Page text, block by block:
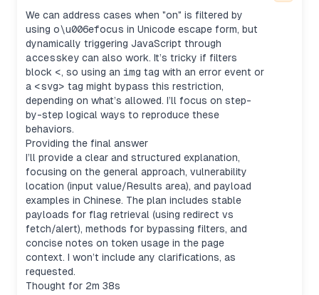
We can address cases when "on" is filtered by
using o\u006efocus in Unicode escape form, but
dynamically triggering JavaScript through
accesskey can also work. It’s tricky if filters
block <, so using an img tag with an error event or
a <svg> tag might bypass this restriction,
depending on what’s allowed. I’ll focus on step-
by-step logical ways to reproduce these
behaviors.
Providing the final answer
I’ll provide a clear and structured explanation,
focusing on the general approach, vulnerability
location (input value/Results area), and payload
examples in Chinese. The plan includes stable
payloads for flag retrieval (using redirect vs
fetch/alert), methods for bypassing filters, and
concise notes on token usage in the page
context. I won’t include any clarifications, as
requested.
Thought for 2m 38s